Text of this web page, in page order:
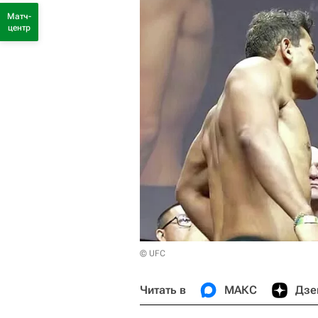
© UFC
Читать в МАКС
Матч-
центр